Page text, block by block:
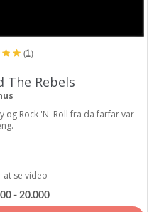
(1)
The Rebels
og Rock 'N' Roll fra da farfar var
at se video
- 20.000